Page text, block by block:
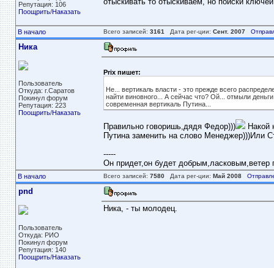
Репутация: 106
Поощрить/Наказать
В начало Всего записей: 3161 Дата рег-ции: Сент. 2007
Ника
Пользователь
Откуда: г.Саратов
Покинул форум
Репутация: 223
Поощрить/Наказать
Prix пишет:
Не... вертикаль власти - это прежде всего
найти виновного... А сейчас что? Ой... отмыли
современная вертикаль Путина...
Правильно говоришь,дядя Федор)))
Накой
Путина заменить на слово Менеджер)))Или
-----
Он придет,он будет добрым,ласковым,ветер
В начало Всего записей: 7580Дата рег-ции: Май 2008
pnd
Пользователь
Откуда: РИО
Покинул форум
Репутация: 140
Поощрить/Наказать
Ника, - ты молодец.